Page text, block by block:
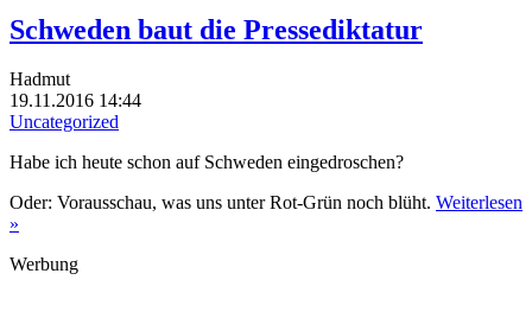
Schweden baut die Pressediktatur
Hadmut
19.11.2016 14:44
Uncategorized
Habe ich heute schon auf Schweden eingedroschen?
Oder: Vorausschau, was uns unter Rot-Grün noch blüht. Weiterlesen
»
Werbung